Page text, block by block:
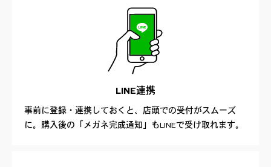
LINE連携
事前に登録・連携しておくと、店頭での受付がスムーズ
に。購入後の「メガネ完成通知」もLINEで受け取れます。